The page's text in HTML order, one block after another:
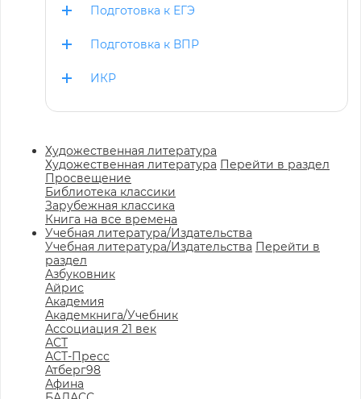
Подготовка к ЕГЭ
Подготовка к ВПР
ИКР
Художественная литература
Художественная литература Перейти в раздел
Просвещение
Библиотека классики
Зарубежная классика
Книга на все времена
Учебная литература/Издательства
Учебная литература/Издательства Перейти в
раздел
Азбуковник
Айрис
Академия
Академкнига/Учебник
Ассоциация 21 век
АСТ
АСТ-Пресс
Атберг98
Афина